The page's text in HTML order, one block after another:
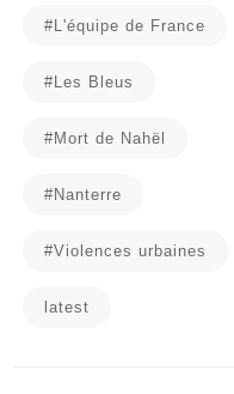
#L'équipe de France
#Les Bleus
#Mort de Nahël
#Nanterre
#Violences urbaines
latest